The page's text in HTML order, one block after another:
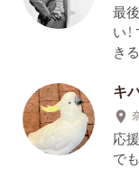
最
い
き
キ
応
で